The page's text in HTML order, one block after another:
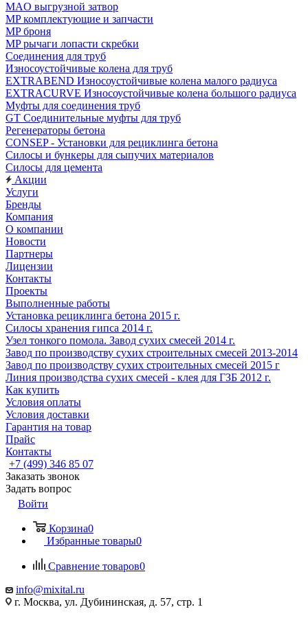
MAO выгрузной затвор
MP комплектующие и запчасти
MP броня
MP рычаги лопасти скребки
Соединения для труб
Износоустойчивые колена для труб
EXTRABEND Износоустойчивые колена малого радиуса
EXTRACURVE Износоустойчивые колена большого радиуса
Муфты для соединения труб
GT Соединительные муфты для труб
Регенераторы бетона
CONSEP - Установки для рециклинга бетона
Силосы и бункеры для сыпучих материалов
Силосы для цемента
Акции
Услуги
Бренды
Компания
О компании
Новости
Партнеры
Лицензии
Контакты
Проекты
Выполненные работы
Установка рециклинга бетона 2015 г.
Cилосы хранения гипса 2014 г.
Узел тонкого помола. Завод сухих смесей 2014 г.
Завод по производству сухих строительных смесей 2013-2014
Завод по производству сухих строительных смесей 2015 г
Линия производства сухих смесей - клея для ГЗБ 2012 г.
Как купить
Условия оплаты
Условия доставки
Гарантия на товар
Прайс
Контакты
+7 (499) 346 85 07
Заказать звонок
Задать вопрос
Войти
Корзина0
Избранные товары0
Сравнение товаров0
info@mixital.ru
г. Москва, ул. Дубининская, д. 57, стр. 1